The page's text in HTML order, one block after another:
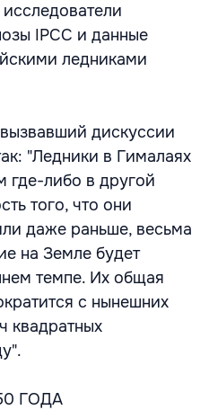
IPCC и данные
ледниками
дискуссии
"Ледники в Гималаях
где-либо в другой
того, что они
даже раньше, весьма
на Земле будет
темпе. Их общая
с нынешних
квадратных
ГОДА